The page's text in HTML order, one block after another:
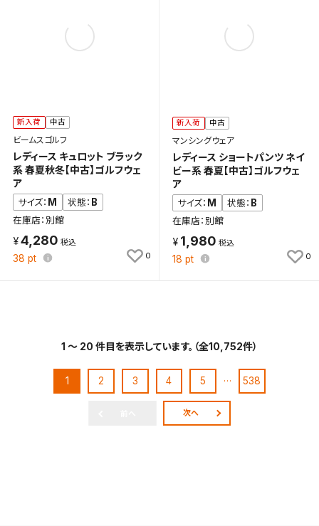
新入荷 中古
ビームスゴルフ
レディース キュロット ブラック
系 春夏秋冬【中古】ゴルフウェ
ア
サイズ： M 状態： B
在庫店：別館
4,280
38 pt 0
新入荷 中古
マンシングウェア
レディース ショートパンツ ネイ
ビー系 春夏【中古】ゴルフウェ
ア
サイズ： M 状態： B
在庫店：別館
1,980
18 pt 0
1 ～ 20 件目を表示しています。（全10,752件）
1 2 3 4 5 … 538
次へ